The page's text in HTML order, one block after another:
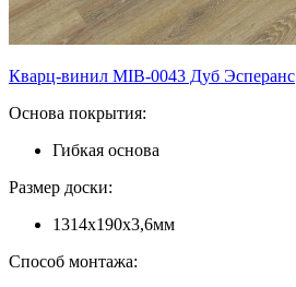
Кварц-винил MIB-0043 Дуб Эсперанс
Основа покрытия:
Гибкая основа
Размер доски:
1314х190х3,6мм
Способ монтажа: